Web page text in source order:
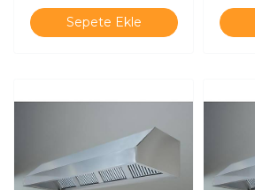
Sepete Ekle